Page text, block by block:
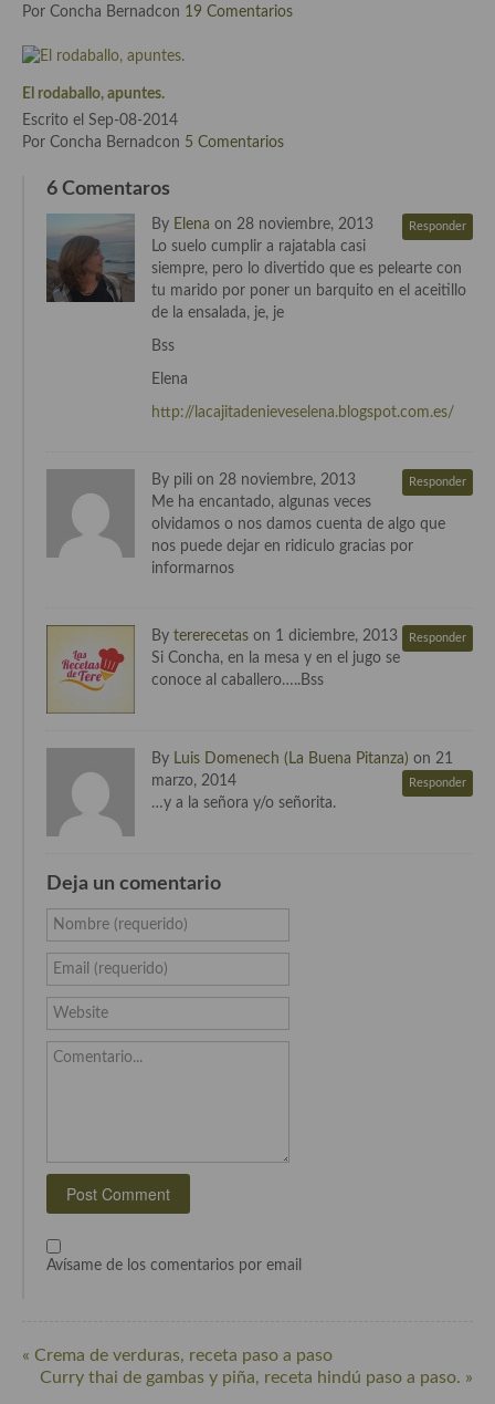
Cocina Ecuatoriana
Cocina peruana
Cocina de Oriente Medio
Cocina Siria
Cocina Azerí (Azerbaiyán)
Cocina de Egipto
Cocina Oriental
Cocina Tailandesa
Cocina Vietnamita
Cocina camboyana
Cocina HIndú
Cocina China
Cocina del Pacifico
Cocina filipina
Cocina Africana
Cocina del Congo
Cocina Yoshoku
Por Concha Bernadcon 19 Comentarios
El rodaballo, apuntes.
Escrito el Sep-08-2014
Por Concha Bernadcon 5 Comentarios
6 Comentaros
By Elena on 28 noviembre, 2013 Responder
Lo suelo cumplir a rajatabla casi
siempre, pero lo divertido que es pelearte con
tu marido por poner un barquito en el aceitillo
de la ensalada, je, je
Bss
Elena
http://lacajitadenieveselena.blogspot.com.es/
By pili on 28 noviembre, 2013 Responder
Me ha encantado, algunas veces
olvidamos o nos damos cuenta de algo que
nos puede dejar en ridiculo gracias por
informarnos
By tererecetas on 1 diciembre, 2013 Responder
Si Concha, en la mesa y en el jugo se
conoce al caballero…..Bss
By Luis Domenech (La Buena Pitanza) on 21
marzo, 2014
Responder
…y a la señora y/o señorita.
Deja un comentario
Nombre (requerido)
Email (requerido)
Website
Comentario...
Avísame de los comentarios por email
« Crema de verduras, receta paso a paso
Curry thai de gambas y piña, receta hindú paso a paso. »